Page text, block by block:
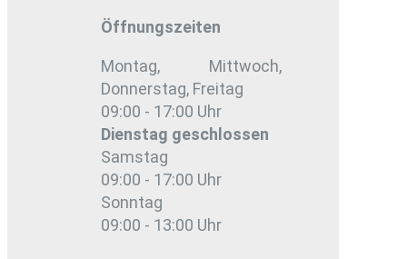
Öffnungszeiten
Montag, Mittwoch,
Donnerstag, Freitag
09:00 - 17:00 Uhr
Dienstag geschlossen
Samstag
09:00 - 17:00 Uhr
Sonntag
09:00 - 13:00 Uhr